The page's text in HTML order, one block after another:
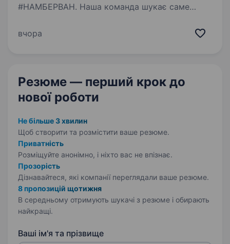
#НАМБЕРВАН. Наша команда шукає саме
розвантажувально-навантажувальні роботи
вчора
Резюме — перший крок до
нової роботи
Не більше 3 хвилин
Щоб створити та розмістити ваше резюме.
Приватність
Розміщуйте анонімно, і ніхто вас не впізнає.
Прозорість
Дізнавайтеся, які компанії переглядали ваше резюме.
8 пропозицій щотижня
В середньому отримують шукачі з резюме і обирають
найкращі.
Ваші ім'я та прізвище